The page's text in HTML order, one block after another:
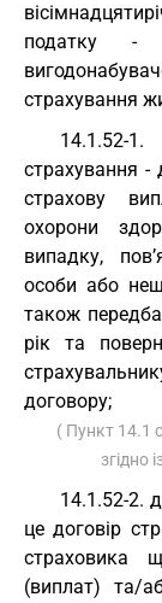
податку -
страхування
14.1.52-1.
страхування -
страхову
охорони
випадку,
особи або
також
рік та
договору;
( Пункт 14.1
згідно
14.1.52-2.
це договір
страховика
(виплат) та/